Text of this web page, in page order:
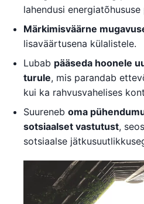
lahendusi energiatõhususe
Märkimisväärne
lisaväärtusena külalistele.
Lubab pääseda hoonele
turule, mis parandab
kui ka rahvusvahelises
Suureneb oma
sotsiaalset vastutust,
sotsiaalse